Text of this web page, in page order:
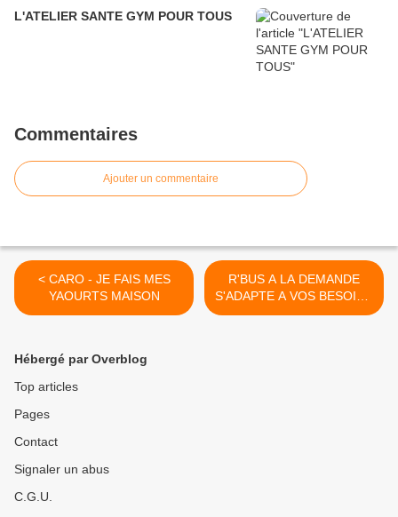
L'ATELIER SANTE GYM POUR TOUS
Commentaires
Ajouter un commentaire
< CARO - JE FAIS MES
YAOURTS MAISON
R'BUS A LA DEMANDE
S'ADAPTE A VOS BESOINS
DE MOBILITES >
Hébergé par Overblog
Top articles
Pages
Contact
Signaler un abus
C.G.U.